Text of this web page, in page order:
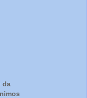
da